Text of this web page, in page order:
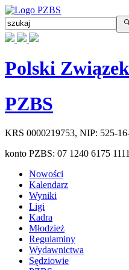
Polski
PZBS
KRS 0000219753, NIP: 525-
konto PZBS: 07 1240 6175
Nowości
Kalendarz
Wyniki
Ligi
Kadra
Młodzież
Regulaminy
Wydawnictwa
Sędziowie